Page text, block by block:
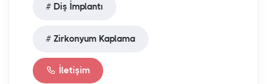
Diş İmplantı
Zirkonyum Kaplama
İletişim